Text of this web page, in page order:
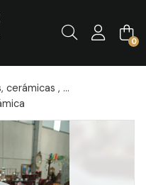
Buscar 0
cerámicas , ...